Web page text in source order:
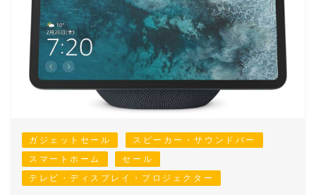
ガジェットセール
スピーカー・サウンドバー
スマートホーム
セール
テレビ・ディスプレイ・プロジェクター